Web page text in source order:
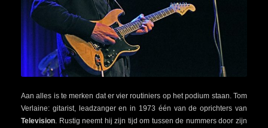
Aan alles is te merken dat er vier routiniers op het podium staan. Tom
Verlaine: gitarist, leadzanger en in 1973 één van de oprichters van
Television . Rustig neemt hij zijn tijd om tussen de nummers door zijn